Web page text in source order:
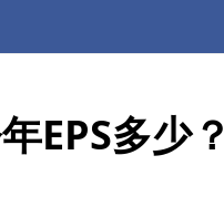
EPS多少？